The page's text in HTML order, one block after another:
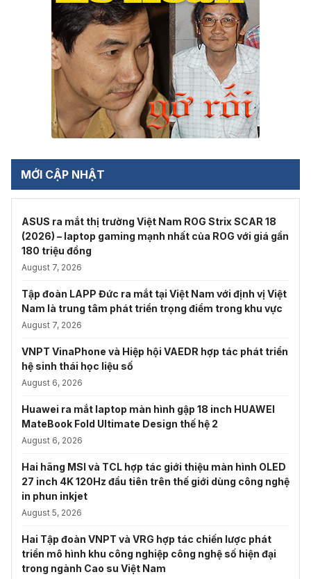
MỚI CẬP NHẬT
ASUS ra mắt thị trường Việt Nam ROG Strix SCAR 18
(2026) – laptop gaming mạnh nhất của ROG với giá gần
180 triệu đồng
August 7, 2026
Tập đoàn LAPP Đức ra mắt tại Việt Nam với định vị Việt
Nam là trung tâm phát triển trọng điểm trong khu vực
August 7, 2026
VNPT VinaPhone và Hiệp hội VAEDR hợp tác phát triển
hệ sinh thái học liệu số
August 6, 2026
Huawei ra mắt laptop màn hình gập 18 inch HUAWEI
MateBook Fold Ultimate Design thế hệ 2
August 6, 2026
Hai hãng MSI và TCL hợp tác giới thiệu màn hình OLED
27 inch 4K 120Hz đầu tiên trên thế giới dùng công nghệ
in phun inkjet
August 5, 2026
Hai Tập đoàn VNPT và VRG hợp tác chiến lược phát
triển mô hình khu công nghiệp công nghệ số hiện đại
trong ngành Cao su Việt Nam